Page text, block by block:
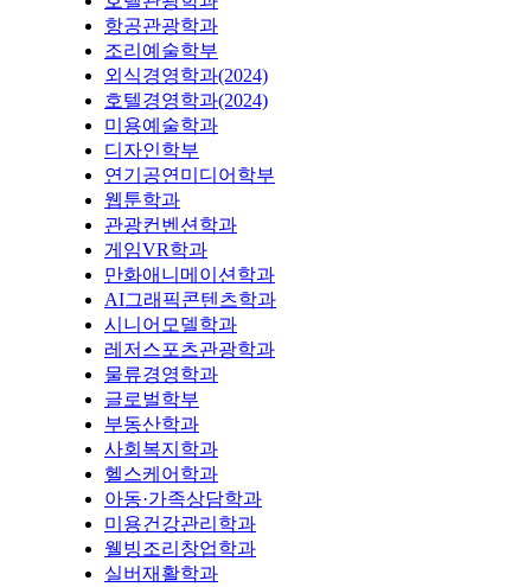
항공관광학과
조리예술학부
외식경영학과(2024)
호텔경영학과(2024)
미용예술학과
디자인학부
연기공연미디어학부
웹툰학과
관광컨벤션학과
게임VR학과
만화애니메이션학과
AI그래픽콘텐츠학과
시니어모델학과
레저스포츠관광학과
물류경영학과
글로벌학부
부동산학과
사회복지학과
헬스케어학과
아동·가족상담학과
미용건강관리학과
웰빙조리창업학과
실버재활학과